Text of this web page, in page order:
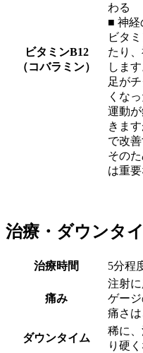
ビタミンB12
（コバラミン）
わる
■ 神経
ビタ
たり
しま
足が
くな
運動
きま
で改
その
は重
治療・ダウンタ
治療時間 5分程
痛み
注射
ゲー
痛さは
ダウンタイム
稀に
り硬